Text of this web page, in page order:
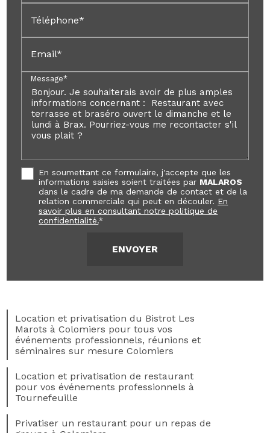
Téléphone*
Email*
Message*
En soumettant ce formulaire, j'accepte que les
informations saisies soient traitées par MALAROS
dans le cadre de ma demande de contact et de la
relation commerciale qui peut en découler. En
savoir plus en consultant notre politique de
confidentialité.*
Location et privatisation du Bistrot Les
Marots à Colomiers pour tous vos
événements professionnels, réunions et
séminaires sur mesure Colomiers
Location et privatisation de restaurant
pour vos événements professionnels à
Tournefeuille
Privatiser un restaurant pour un repas de